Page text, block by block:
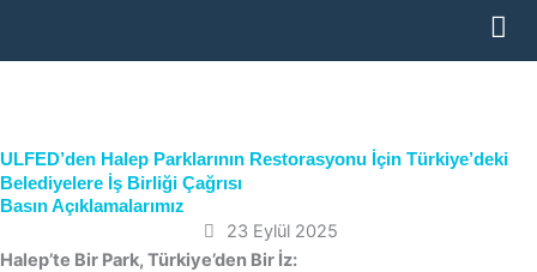
ULFED’den Halep Parklarının Restorasyonu İçin Türkiye’deki
Belediyelere İş Birliği Çağrısı
Basın Açıklamalarımız
23 Eylül 2025
Halep’te Bir Park, Türkiye’den Bir İz: